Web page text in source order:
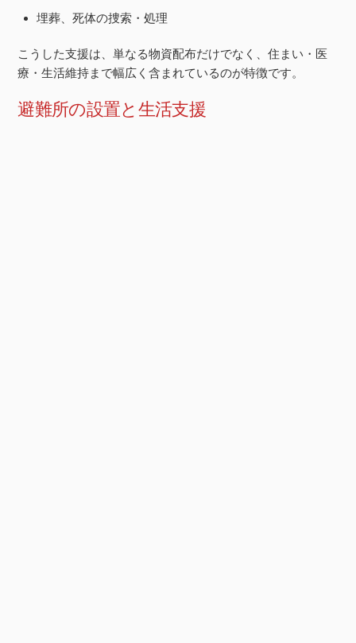
埋葬、死体の捜索・処理
こうした支援は、単なる物資配布だけでなく、住まい・医
療・生活維持まで幅広く含まれているのが特徴です。
避難所の設置と生活支援